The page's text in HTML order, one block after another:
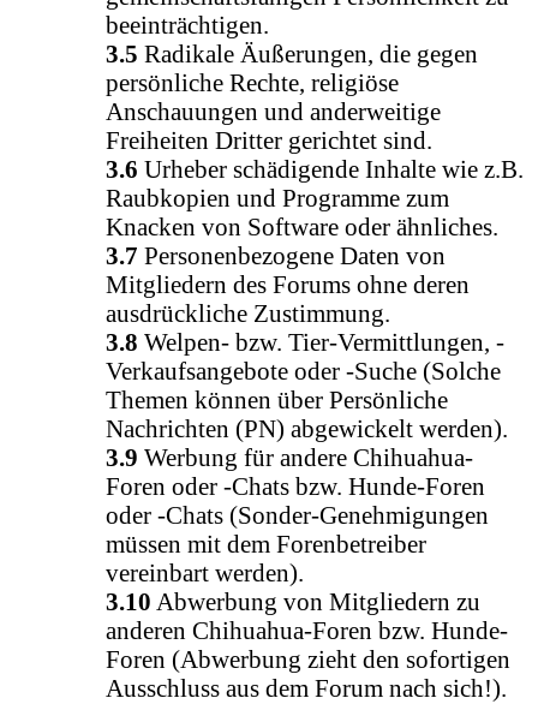
beeinträchtigen.
3.5 Radikale Äußerungen, die gegen
persönliche Rechte, religiöse
Anschauungen und anderweitige
Freiheiten Dritter gerichtet sind.
3.6 Urheber schädigende Inhalte wie z.B.
Raubkopien und Programme zum
Knacken von Software oder ähnliches.
3.7 Personenbezogene Daten von
Mitgliedern des Forums ohne deren
ausdrückliche Zustimmung.
3.8 Welpen- bzw. Tier-Vermittlungen, -
Verkaufsangebote oder -Suche (Solche
Themen können über Persönliche
Nachrichten (PN) abgewickelt werden).
3.9 Werbung für andere Chihuahua-
Foren oder -Chats bzw. Hunde-Foren
oder -Chats (Sonder-Genehmigungen
müssen mit dem Forenbetreiber
vereinbart werden).
3.10 Abwerbung von Mitgliedern zu
anderen Chihuahua-Foren bzw. Hunde-
Foren (Abwerbung zieht den sofortigen
Ausschluss aus dem Forum nach sich!).